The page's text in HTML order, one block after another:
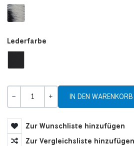
Lederfarbe
Zur Wunschliste hinzufügen
Zur Vergleichsliste hinzufügen